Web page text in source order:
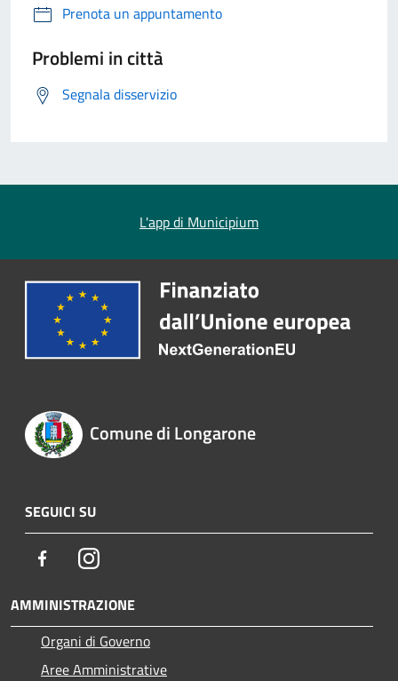
Prenota un appuntamento
Problemi in città
Segnala disservizio
L'app di Municipium
Comune di Longarone
SEGUICI SU
FacebookInstagram
AMMINISTRAZIONE
Organi di Governo
Aree Amministrative